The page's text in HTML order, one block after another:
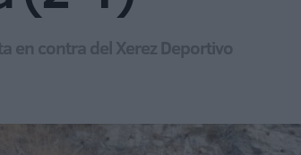
en contra del Xerez Deportivo